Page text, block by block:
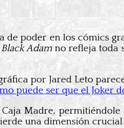
de poder en los cómics
Black Adam no refleja toda
por Jared Leto
puede ser que el Joker
Madre,
una dimensión